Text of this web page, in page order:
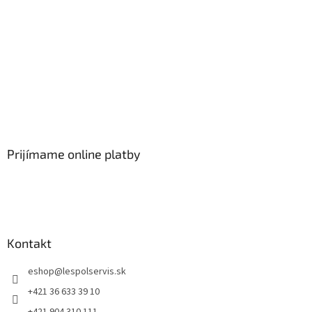
Prijímame online platby
Kontakt
eshop@lespolservis.sk
+421 36 633 39 10